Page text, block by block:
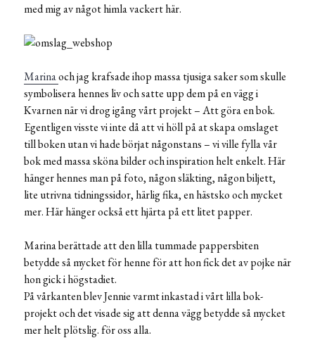
med mig av något himla vackert här.
Marinaoch jag krafsade ihop massa tjusiga saker som skulle
symbolisera hennes liv och satte upp dem på en vägg i
Kvarnen när vi drog igång vårt projekt – Att göra en bok.
Egentligen visste vi inte då att vi höll på at skapa omslaget
till boken utan vi hade börjat någonstans – vi ville fylla vår
bok med massa sköna bilder och inspiration helt enkelt. Här
hänger hennes man på foto, någon släkting, någon biljett,
lite utrivna tidningssidor, härlig fika, en hästsko och mycket
mer. Här hänger också ett hjärta på ett litet papper.
Marina berättade att den lilla tummade pappersbiten
betydde så mycket för henne för att hon fick det av pojke när
hon gick i högstadiet.
På vårkanten blev Jennie varmt inkastad i vårt lilla bok-
projekt och det visade sig att denna vägg betydde så mycket
mer helt plötslig. för oss alla.